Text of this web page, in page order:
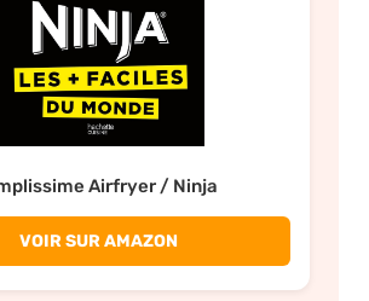
Airfryer / Ninja
VOIR SUR AMAZON